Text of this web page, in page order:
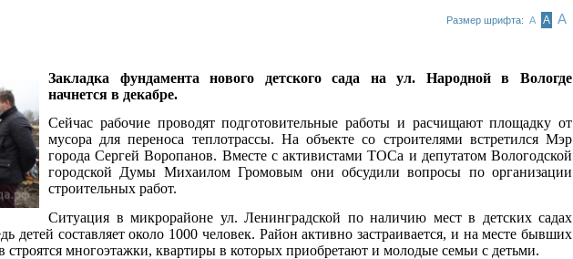
Размер шрифта: А А А
Закладка фундамента нового детского сада на ул. Народной в Вологде
начнется в декабре.
Сейчас рабочие проводят подготовительные работы и расчищают площадку от
мусора для переноса теплотрассы. На объекте со строителями встретился Мэр
города Сергей Воропанов. Вместе с активистами ТОСа и депутатом Вологодской
городской Думы Михаилом Громовым они обсудили вопросы по организации
строительных работ.
Ситуация в микрорайоне ул. Ленинградской по наличию мест в детских садах
детей составляет около 1000 человек. Район активно застраивается, и на месте бывших
многоэтажки, квартиры в которых приобретают и молодые семьи с детьми.